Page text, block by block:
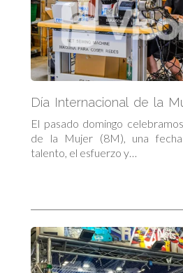
Día Internacional de la
El pasado domingo
de la Mujer (8M), una
talento, el esfuerzo y…